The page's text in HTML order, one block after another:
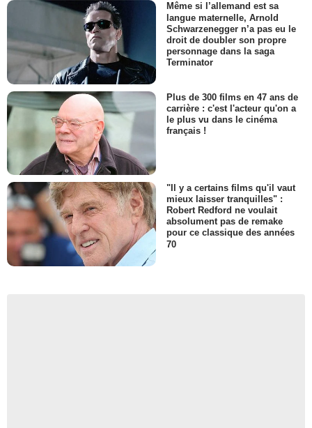
Même si l’allemand est sa
langue maternelle, Arnold
Schwarzenegger n’a pas eu le
droit de doubler son propre
personnage dans la saga
Terminator
Plus de 300 films en 47 ans de
carrière : c'est l'acteur qu'on a
le plus vu dans le cinéma
français !
"Il y a certains films qu'il vaut
mieux laisser tranquilles" :
Robert Redford ne voulait
absolument pas de remake
pour ce classique des années
70